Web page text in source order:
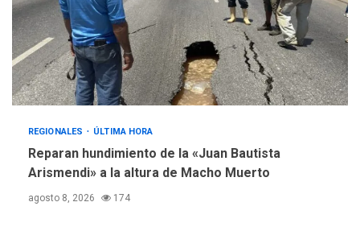
REGIONALES ÚLTIMA HORA
Reparan hundimiento de la «Juan Bautista
Arismendi» a la altura de Macho Muerto
agosto 8, 2026 174